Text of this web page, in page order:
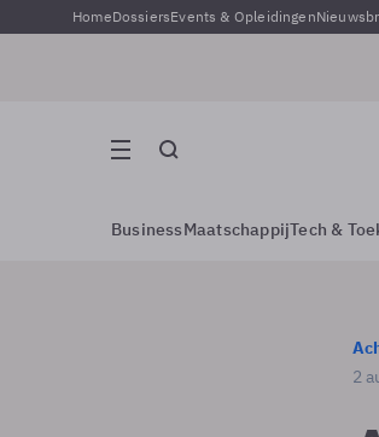
HomeDossiersEvents & Opleidingen
BusinessMaatschappijTech &
2